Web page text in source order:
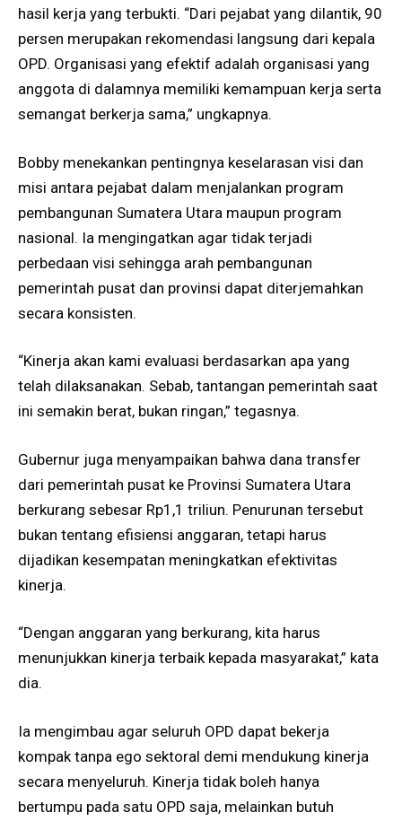
hasil kerja yang terbukti. “Dari pejabat yang dilantik, 90
persen merupakan rekomendasi langsung dari kepala
OPD. Organisasi yang efektif adalah organisasi yang
anggota di dalamnya memiliki kemampuan kerja serta
semangat berkerja sama,” ungkapnya.
Bobby menekankan pentingnya keselarasan visi dan
misi antara pejabat dalam menjalankan program
pembangunan Sumatera Utara maupun program
nasional. Ia mengingatkan agar tidak terjadi
perbedaan visi sehingga arah pembangunan
pemerintah pusat dan provinsi dapat diterjemahkan
secara konsisten.
“Kinerja akan kami evaluasi berdasarkan apa yang
telah dilaksanakan. Sebab, tantangan pemerintah saat
ini semakin berat, bukan ringan,” tegasnya.
Gubernur juga menyampaikan bahwa dana transfer
dari pemerintah pusat ke Provinsi Sumatera Utara
berkurang sebesar Rp1,1 triliun. Penurunan tersebut
bukan tentang efisiensi anggaran, tetapi harus
dijadikan kesempatan meningkatkan efektivitas
kinerja.
“Dengan anggaran yang berkurang, kita harus
menunjukkan kinerja terbaik kepada masyarakat,” kata
dia.
Ia mengimbau agar seluruh OPD dapat bekerja
kompak tanpa ego sektoral demi mendukung kinerja
secara menyeluruh. Kinerja tidak boleh hanya
bertumpu pada satu OPD saja, melainkan butuh